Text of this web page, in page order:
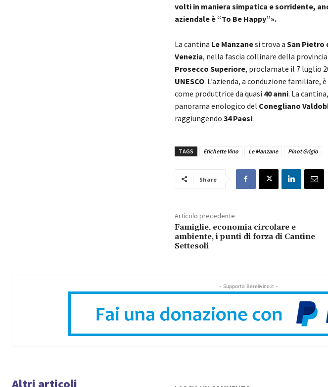
volti in maniera simpatica e sorridente,
aziendale è “To Be Happy”».
La cantina Le Manzanesi trova a San Pietro
Venezia, nella fascia collinare della
Prosecco Superiore, proclamate il 7 luglio
UNESCO. L’azienda, a conduzione
come produttrice da quasi 40 anni. La
panorama enologico del Conegliano
raggiungendo 34 Paesi.
TAGS Etichette Vino Le Manzane Pinot Grigio
Share
Articolo precedente
Famiglie, economia circolare e
ambiente, i punti di forza di Cantine
Settesoli
- Supporta Bereilvino.it -
Altri articoli